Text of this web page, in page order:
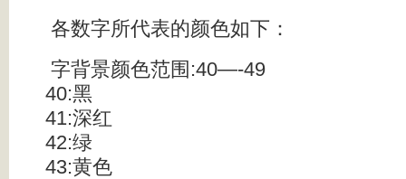
各数字所代表的颜色如下：
字背景颜色范围:40—-49
40:黑
41:深红
42:绿
43:黄色